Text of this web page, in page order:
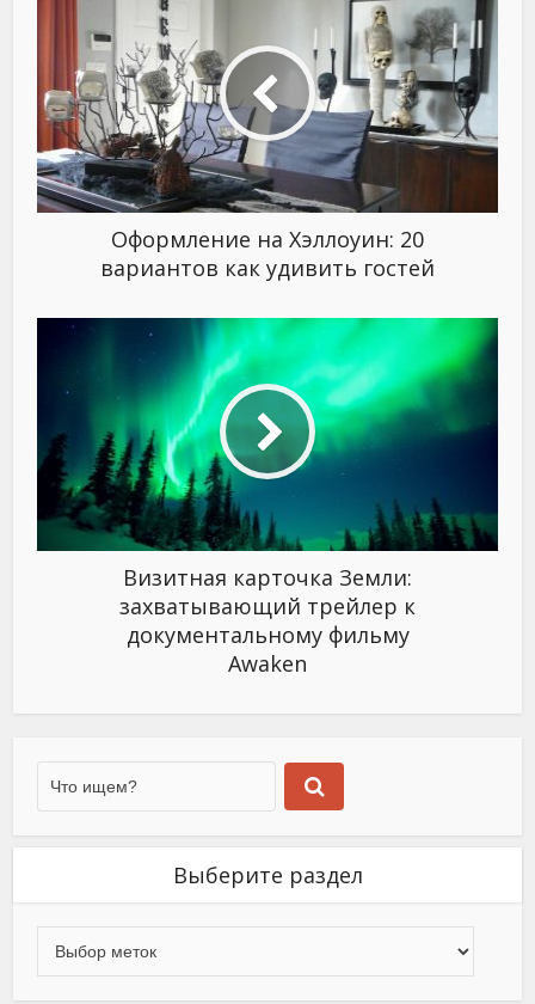
Оформление на Хэллоуин: 20
вариантов как удивить гостей
Визитная карточка Земли:
захватывающий трейлер к
документальному фильму
Awaken
Выберите раздел